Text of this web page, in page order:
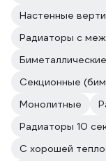
Настенные
Радиаторы с
Секционные
Монолитные
Радиаторы 10
С хорошей